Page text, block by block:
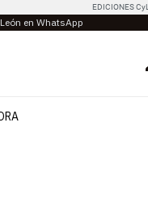
EDICIONES CyL
en WhatsApp